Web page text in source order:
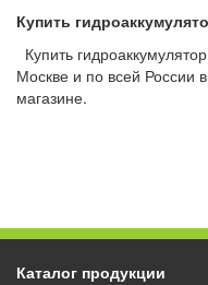
Купить
Купить
Москве и по всей России
магазине.
Каталог продукции